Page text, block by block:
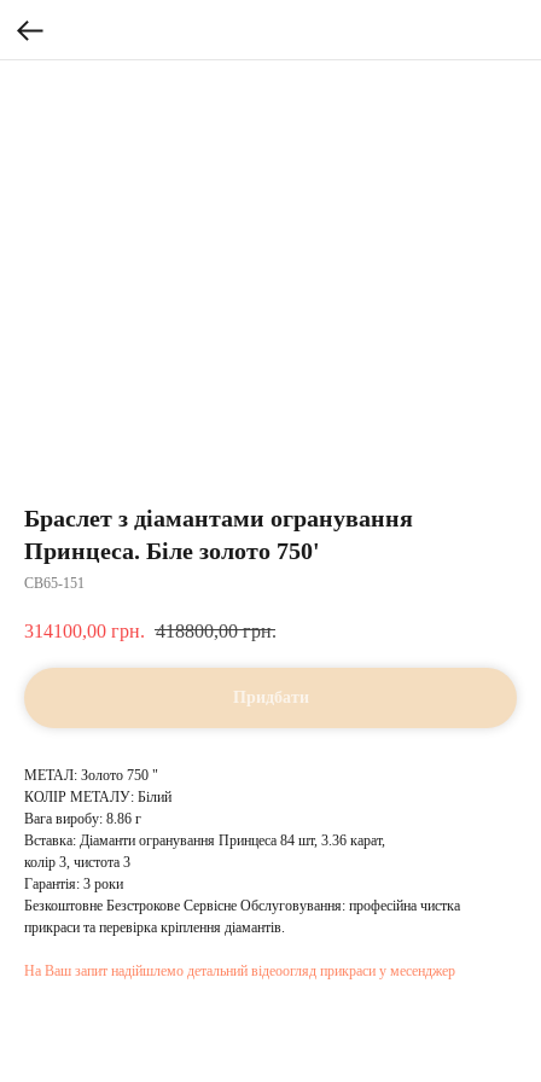
Браслет з діамантами огранування
Принцеса. Біле золото 750'
CВ65-151
314100,00 грн. 418800,00 грн.
Придбати
МЕТАЛ: Золото 750 "
КОЛІР МЕТАЛУ: Білий
Вага виробу: 8.86 г
Вставка: Діаманти огранування Принцеса 84 шт, 3.36 карат,
колір 3, чистота 3
Гарантія: 3 роки
Безкоштовне Безстрокове Сервісне Обслуговування: професійна чистка
прикраси та перевірка кріплення діамантів.
На Ваш запит надійшлемо детальний відеоогляд прикраси у месенджер